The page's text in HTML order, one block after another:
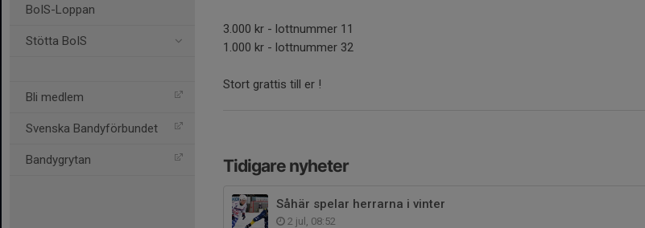
BoIS-Loppan
Stötta BoIS
Bli medlem
Svenska Bandyförbundet
Bandygrytan
3.000 kr - lottnummer 11
1.000 kr - lottnummer 32
Stort grattis till er !
Tidigare nyheter
Såhär spelar herrarna i vinter
2 jul, 08:52